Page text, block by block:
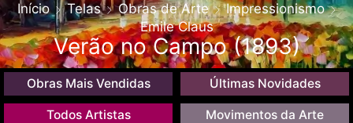
Início Telas Obras de Arte
Impressionismo
Emile Claus
Verão no Campo (1893)
Obras Mais Vendidas Últimas Novidades
Todos Artistas Movimentos da Arte